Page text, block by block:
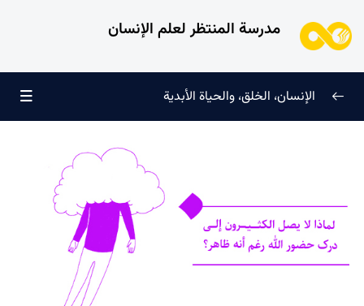
مدرسة المنتظر لعلم الإنسان
لماذا خُلقنا؟
سرّ الفرح والسكينة الدائمة
الإنسان، الخلق، والحياة الأبدية